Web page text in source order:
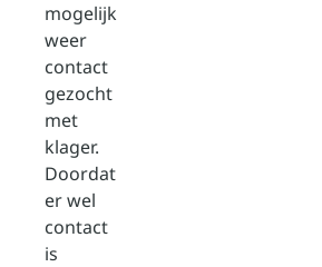
mogelijk
weer
contact
gezocht
met
klager.
Doordat
er wel
contact
is